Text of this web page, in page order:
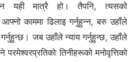
यही मात्रै हो। तैपनि, त्यसको
काममा ढिलाइ गर्नुहुन्‍न, बरु उहाँले
जब उहाँले न्याय गर्नुहुन्छ, उहाँले
तिनीहरूको मनोवृत्तिको